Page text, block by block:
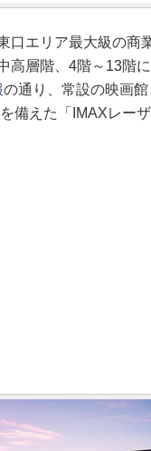
口エリア最大級の商
高層階、4階～13階
の通り、常設の映画
備えた「IMAXレー